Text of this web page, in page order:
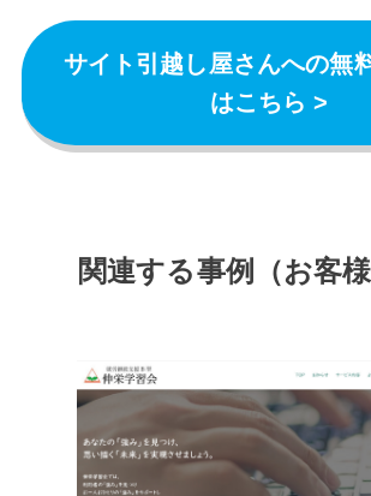
サイト引越し屋さんへの無
はこちら >
関連する事例（お客様